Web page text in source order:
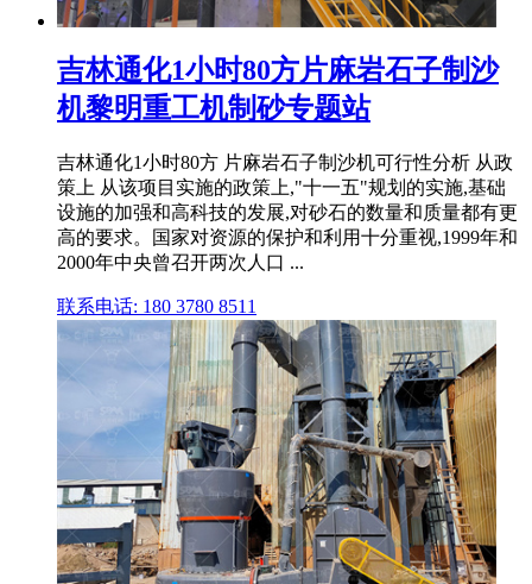
吉林通化1小时80方片麻岩石子制沙
机黎明重工机制砂专题站
吉林通化1小时80方 片麻岩石子制沙机可行性分析 从政
策上 从该项目实施的政策上,"十一五"规划的实施,基础
设施的加强和高科技的发展,对砂石的数量和质量都有更
高的要求。国家对资源的保护和利用十分重视,1999年和
2000年中央曾召开两次人口 ...
联系电话: 180 3780 8511